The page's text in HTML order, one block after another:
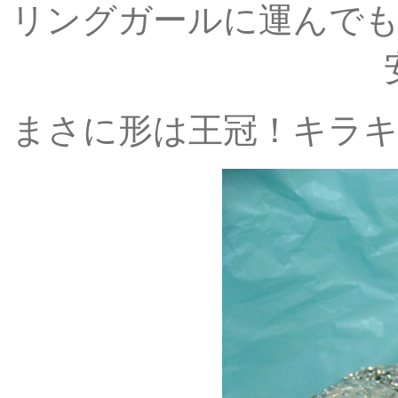
リングガールに運んで
まさに形は王冠！キラ